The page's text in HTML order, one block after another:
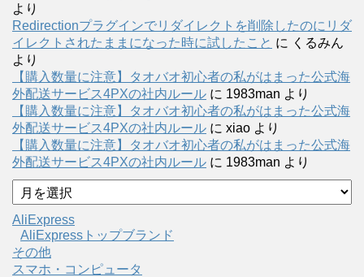
より
Redirectionプラグインでリダイレクトを削除したのにリダ
イレクトされたままになった時に試したこと に くるみん
より
【購入数量に注意】タオバオ初心者の私がはまった公式海
外配送サービス4PXの社内ルール に 1983man より
【購入数量に注意】タオバオ初心者の私がはまった公式海
外配送サービス4PXの社内ルール に xiao より
【購入数量に注意】タオバオ初心者の私がはまった公式海
外配送サービス4PXの社内ルール に 1983man より
ア
ー
カ
イ
ブ
AliExpress
AliExpressトップブランド
その他
スマホ・コンピュータ